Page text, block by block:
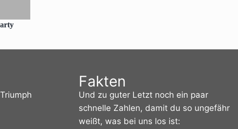
Fakten
Und zu guter Letzt noch ein paar
schnelle Zahlen, damit du so ungefähr
weißt, was bei uns los ist: